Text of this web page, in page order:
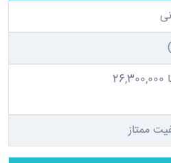
ممتاز